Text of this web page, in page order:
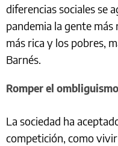
diferencias sociales se
pandemia la gente más
más rica y los pobres,
Barnés.
Romper el ombliguismo
La sociedad ha
competición, como